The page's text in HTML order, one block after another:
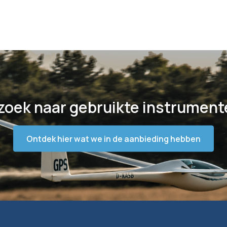
naar gebruikte
Ontdek hier wat we in de aanbieding hebben